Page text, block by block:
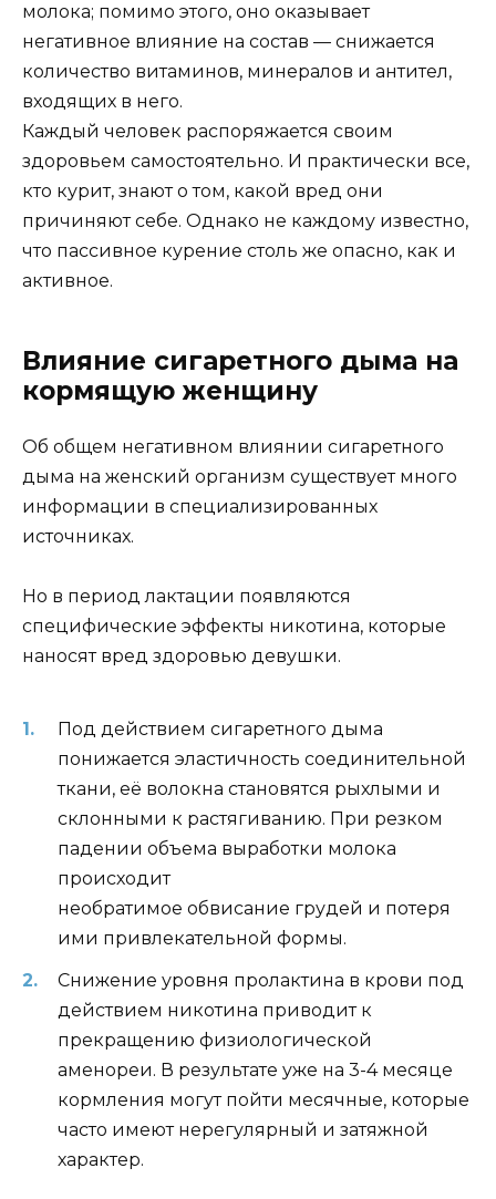
молока; помимо этого, оно оказывает
негативное влияние на состав — снижается
количество витаминов, минералов и антител,
входящих в него.
Каждый человек распоряжается своим
здоровьем самостоятельно. И практически все,
кто курит, знают о том, какой вред они
причиняют себе. Однако не каждому известно,
что пассивное курение столь же опасно, как и
активное.
Влияние сигаретного дыма на
кормящую женщину
Об общем негативном влиянии сигаретного
дыма на женский организм существует много
информации в специализированных
источниках.
Но в период лактации появляются
специфические эффекты никотина, которые
наносят вред здоровью девушки.
Под действием сигаретного дыма
понижается эластичность соединительной
ткани, её волокна становятся рыхлыми и
склонными к растягиванию. При резком
падении объема выработки молока
происходит
необратимое обвисание грудей и потеря
ими привлекательной формы.
Снижение уровня пролактина в крови под
действием никотина приводит к
прекращению физиологической
аменореи. В результате уже на 3-4 месяце
кормления могут пойти месячные, которые
часто имеют нерегулярный и затяжной
характер.